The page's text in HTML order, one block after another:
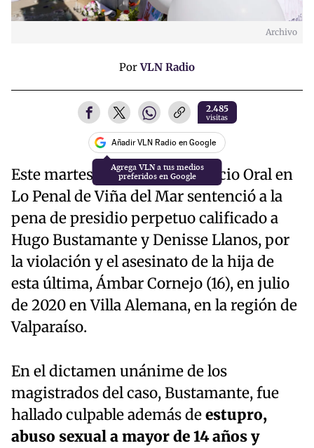
Archivo
PorVLN Radio
2.485
visitas
Añadir VLN Radio en Google
Este martes, el Tribunal de Juicio Oral en
Lo Penal de Viña del Mar sentenció a la
pena de presidio perpetuo calificado a
Hugo Bustamante y Denisse Llanos, por
la violación y el asesinato de la hija de
esta última, Ámbar Cornejo (16), en julio
de 2020 en Villa Alemana, en la región de
Valparaíso.
En el dictamen unánime de los
magistrados del caso, Bustamante, fue
hallado culpable además deestupro,
abuso sexual a mayor de 14 años y